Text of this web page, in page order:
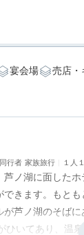
宴会場 売店・
行者 家族旅行 １人
ノ湖に面した
きます。もと
芦ノ湖のそば
ひいてあり、温